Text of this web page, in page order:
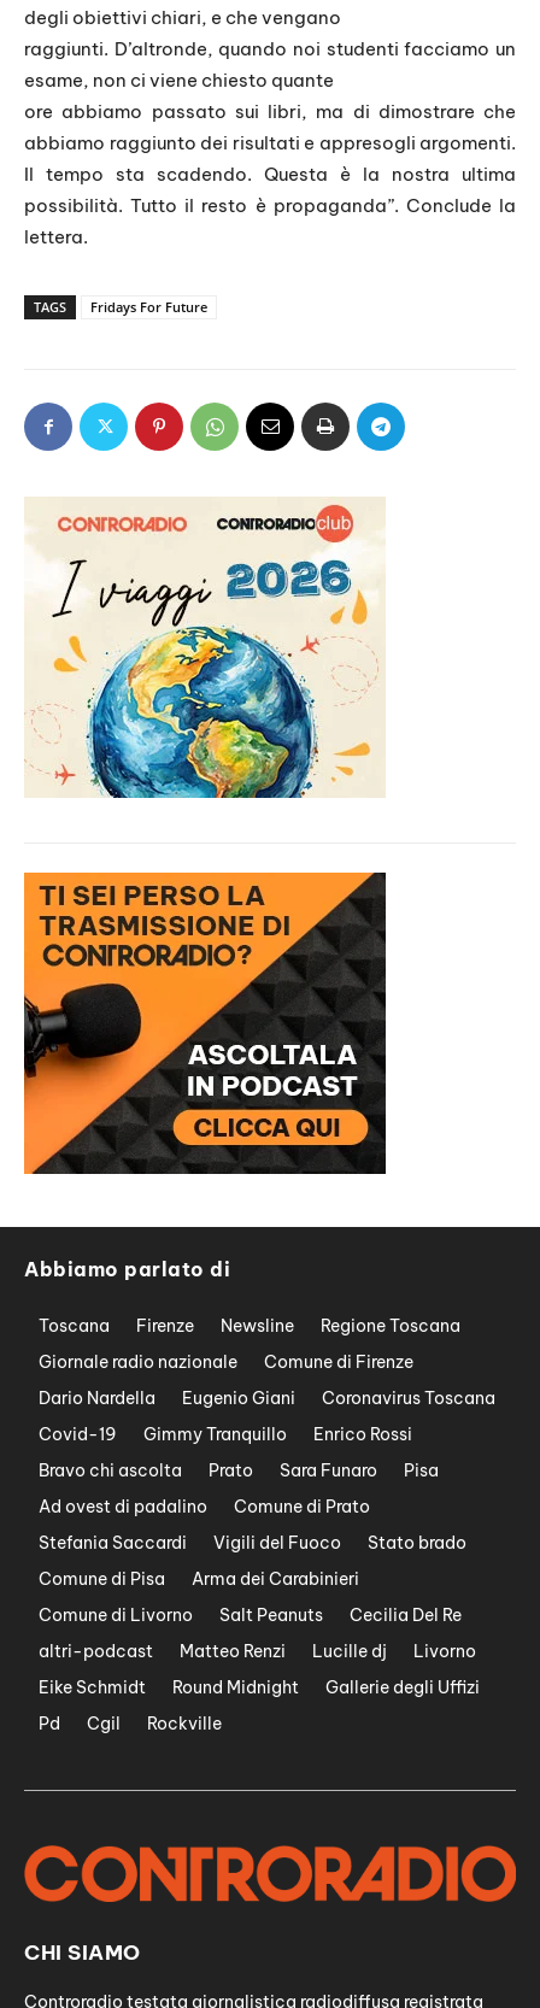
degli obiettivi chiari, e che vengano
raggiunti. D’altronde, quando noi studenti facciamo un
esame, non ci viene chiesto quante
ore abbiamo passato sui libri, ma di dimostrare che
abbiamo raggiunto dei risultati e appresogli argomenti.
Il tempo sta scadendo. Questa è la nostra ultima
possibilità. Tutto il resto è propaganda”. Conclude la
lettera.
TAGS Fridays For Future
Abbiamo parlato di
Toscana Firenze Newsline
Regione Toscana
Giornale radio nazionale
Comune di Firenze
Dario Nardella
Eugenio Giani
Coronavirus Toscana
Covid-19
Gimmy Tranquillo
Enrico Rossi
Bravo chi ascolta
Prato Sara Funaro
Pisa
Ad ovest di padalino
Comune di Prato
Stefania Saccardi
Vigili del Fuoco
Stato brado
Comune di Pisa
Arma dei Carabinieri
Comune di Livorno
Salt Peanuts
Cecilia Del Re
altri-podcast
Matteo Renzi Lucille dj
Livorno
Eike Schmidt
Round Midnight
Gallerie degli Uffizi
Pd
Cgil Rockville
CHI SIAMO
Controradio testata giornalistica radiodiffusa registrata